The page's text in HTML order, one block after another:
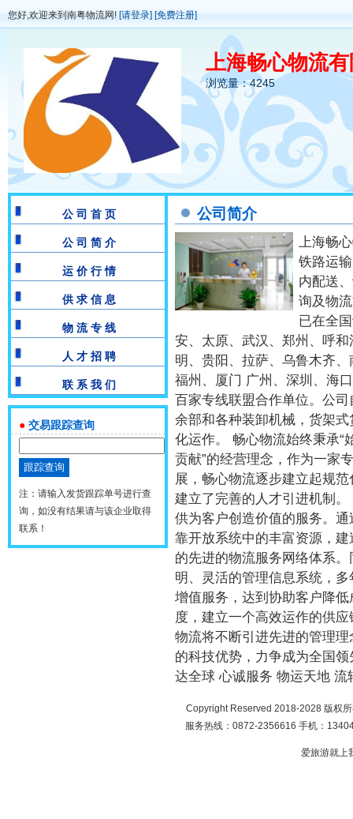
您好,欢迎来到南粤物流网! [请登录] [免费注册]
上海畅心物流
浏览量：4245
公 司 首 页
公 司 简 介
运 价 行 情
供 求 信 息
物 流 专 线
人 才 招 聘
联 系 我 们
● 交易跟踪查询
注：请输入发货跟踪单号进行查
询，如没有结果请与该企业取得
联系！
公司简介
上海畅
铁路运
内配送
询及物
已在全
安、太原、武汉、郑州、呼
明、贵阳、拉萨、乌鲁木齐
福州、厦门 广州、深圳、海
百家专线联盟合作单位。公
余部和各种装卸机械，货架
化运作。 畅心物流始终秉承“
贡献”的经营理念，作为一家
展，畅心物流逐步建立起规
建立了完善的人才引进机制
供为客户创造价值的服务。
靠开放系统中的丰富资源，
的先进的物流服务网络体系
明、灵活的管理信息系统，
增值服务，达到协助客户降
度，建立一个高效运作的供
物流将不断引进先进的管理
的科技优势，力争成为全国
达全球 心诚服务 物运天地
Copyright Reserved 2018-2028 版权
服务热线：0872-2356616 手机：
爱旅游就上